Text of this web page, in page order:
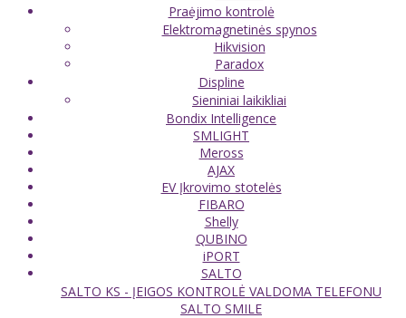
Praėjimo kontrolė
Elektromagnetinės spynos
Hikvision
Paradox
Displine
Sieniniai laikikliai
Bondix Intelligence
SMLIGHT
Meross
AJAX
EV Įkrovimo stotelės
FIBARO
Shelly
QUBINO
iPORT
SALTO
SALTO KS - ĮEIGOS KONTROLĖ VALDOMA TELEFONU
SALTO SMILE